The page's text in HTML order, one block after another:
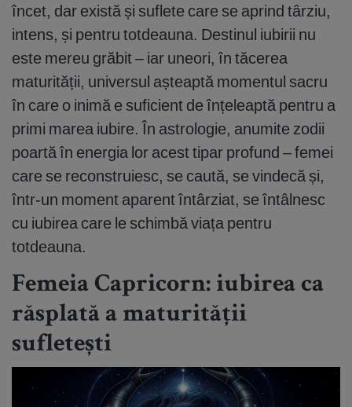
încet, dar există și suflete care se aprind târziu,
intens, și pentru totdeauna. Destinul iubirii nu
este mereu grăbit – iar uneori, în tăcerea
maturității, universul așteaptă momentul sacru
în care o inimă e suficient de înțeleaptă pentru a
primi marea iubire. În astrologie, anumite zodii
poartă în energia lor acest tipar profund – femei
care se reconstruiesc, se caută, se vindecă și,
într-un moment aparent întârziat, se întâlnesc
cu iubirea care le schimbă viața pentru
totdeauna.
Femeia Capricorn: iubirea ca
răsplată a maturității
sufletești